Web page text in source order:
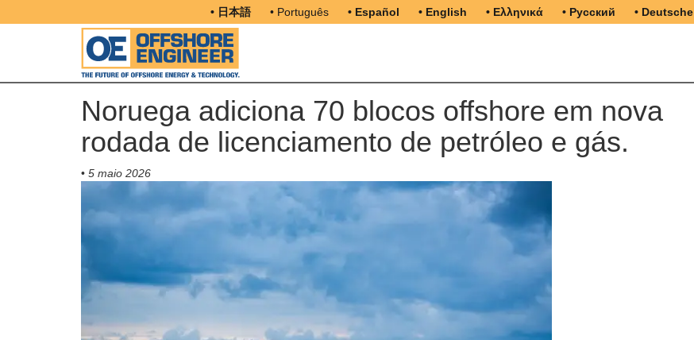
• 日本語 • Português • Español • English • Ελληνικά • Русский • Deutsche
Noruega adiciona 70 blocos offshore em nova
rodada de licenciamento de petróleo e gás.
• 5 maio 2026